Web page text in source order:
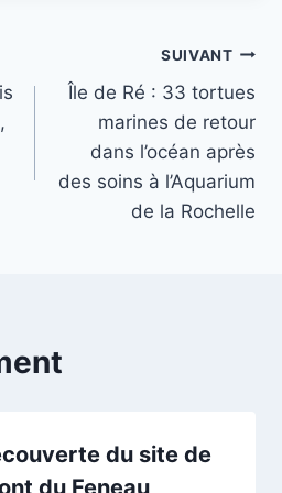
SUIVANT
Île de Ré : 33 tortues
marines de retour
dans l’océan après
des soins à l’Aquarium
de la Rochelle
du site de
du Feneau